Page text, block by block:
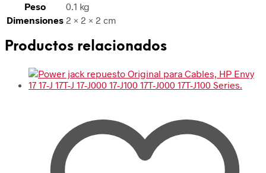
Peso
0.1 kg
Dimensiones 2 × 2 × 2 cm
Productos relacionados